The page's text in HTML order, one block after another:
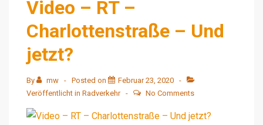
Teil2
Video – RT –
Charlottenstraße – Und
jetzt?
By mw Posted on
Februar 23, 2020
Veröffentlicht in Radverkehr No Comments